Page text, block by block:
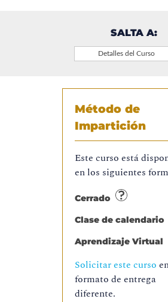
SALTA A:
Detalles del Curso
Método de
Impartición
Este curso está
en los siguientes
Cerrado
Clase de calendario
Aprendizaje Virtual
Solicitar este curso
formato de entrega
diferente.